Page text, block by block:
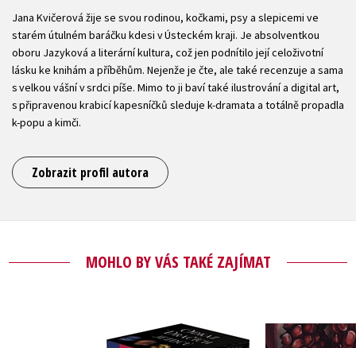
Jana Kvičerová žije se svou rodinou, kočkami, psy a slepicemi ve
starém útulném baráčku kdesi v Ústeckém kraji. Je absolventkou
oboru Jazyková a literární kultura, což jen podnítilo její celoživotní
lásku ke knihám a příběhům. Nejenže je čte, ale také recenzuje a sama
s velkou vášní v srdci píše. Mimo to ji baví také ilustrování a digital art,
s připravenou krabicí kapesníčků sleduje k-dramata a totálně propadla
k-popu a kimči.
Zobrazit profil autora
MOHLO BY VÁS TAKÉ ZAJÍMAT